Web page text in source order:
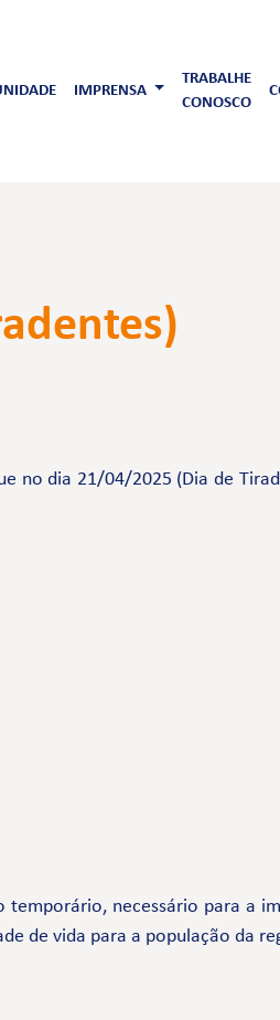
IMPRENSA
TRABALHE
CONOSCO
no dia 21/04/2025 (Dia de
necessário para a
de vida para a população da